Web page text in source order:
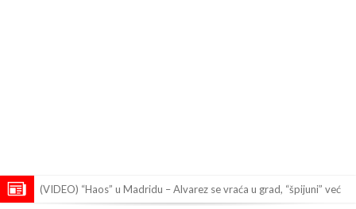
(VIDEO) “Haos” u Madridu – Alvarez se vraća u grad, “špijuni” već